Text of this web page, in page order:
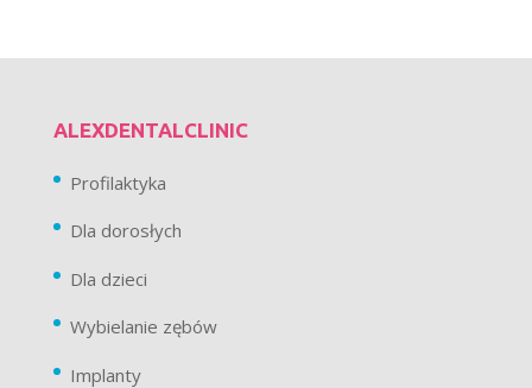
ALEXDENTALCLINIC
Profilaktyka
Dla dorosłych
Dla dzieci
Wybielanie zębów
Implanty